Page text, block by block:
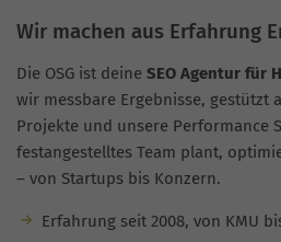
Wir machen aus Erfahrung
Die OSG ist deine SEO Agentur für
wir messbare Ergebnisse, gestützt
Projekte und unsere Performance
festangestelltes Team plant,
– von Startups bis Konzern.
Erfahrung seit 2008, von KMU